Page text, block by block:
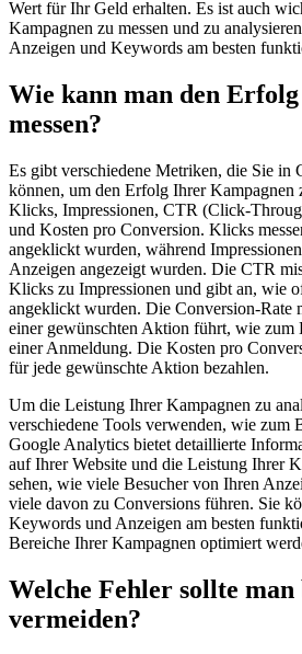
Wert für Ihr Geld erhalten. Es ist auch
Kampagnen zu messen und zu
Anzeigen und Keywords am besten
Wie kann man den
messen?
Es gibt verschiedene Metriken, die Sie in
können, um den Erfolg Ihrer Kampagnen
Klicks, Impressionen, CTR (Click-
und Kosten pro Conversion. Klicks
angeklickt wurden, während
Anzeigen angezeigt wurden. Die CTR
Klicks zu Impressionen und gibt an, wie
angeklickt wurden. Die Conversion-Rate
einer gewünschten Aktion führt, wie zum
einer Anmeldung. Die Kosten pro
für jede gewünschte Aktion bezahlen.
Um die Leistung Ihrer Kampagnen zu
verschiedene Tools verwenden, wie zum
Google Analytics bietet detaillierte
auf Ihrer Website und die Leistung Ihrer
sehen, wie viele Besucher von Ihren
viele davon zu Conversions führen. Sie
Keywords und Anzeigen am besten
Bereiche Ihrer Kampagnen optimiert
Welche Fehler sollte man
vermeiden?